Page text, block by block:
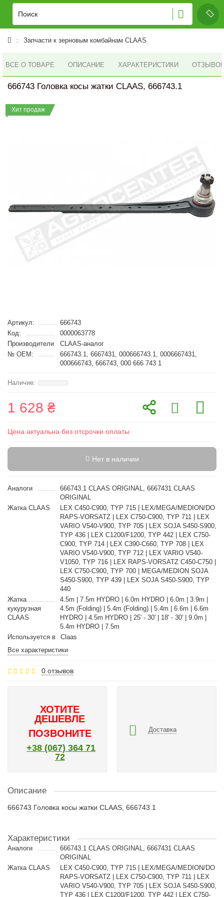
Запчасти к зерновым комбайнам CLAAS
ВСЕ О ТОВАРЕ ОПИСАНИЕ ХАРАКТЕРИСТИКИ ОТЗЫВОВ
666743 Головка косы жатки CLAAS, 666743.1
Хит продаж
Артикул:
666743
Код:
0000063778
Производители
CLAAS-аналог
№ OEM:
666743.1, 6667431, 000666743.1, 0006667431,
000666743, 666743, 000 666 743 1
1 628 ₴
Цена актуальна без отсрочки оплаты
Нет в наличии
Аналоги
666743.1 CLAAS ORIGINAL, 6667431 CLAAS
ORIGINAL
Жатка CLAAS
LEX C450-C900, TYP 715 | LEX/MEGA/MEDION/DO
RAPS-VORSATZ | LEX C750-C900, TYP 711 | LEX
VARIO V540-V900, TYP 705 | LEX SOJA S450-S900,
TYP 436 | LEX C1200/F1200, TYP 442 | LEX C750-
C900, TYP 714 | LEX C390-C660, TYP 708 | LEX
VARIO V540-V900, TYP 712 | LEX VARIO V540-
V1050, TYP 716 | LEX RAPS-VORSATZ C450-C750 |
LEX C750-C900, TYP 700 | MEGA/MEDION SOJA
S450-S900, TYP 439 | LEX SOJA S450-S900, TYP
440
Жатка
кукурузная
CLAAS
4.5m | 7.5m HYDRO | 6.0m HYDRO | 6.0m | 3.9m |
4.5m (Folding) | 5.4m (Folding) | 5.4m | 6.6m | 6.6m
HYDRO | 4.5m HYDRO | 25' - 30' | 18' - 30' | 9.0m |
5.4m HYDRO | 7.5m
Используется в
Claas
Все характеристики
0 отзывов
ХОТИТЕ
ДЕШЕВЛЕ
ПОЗВОНИТЕ
+38 (067) 364 71
72
Доставка
Описание
666743 Головка косы жатки CLAAS, 666743.1
Характеристики
Аналоги
666743.1 CLAAS ORIGINAL, 6667431 CLAAS
ORIGINAL
Жатка CLAAS
LEX C450-C900, TYP 715 | LEX/MEGA/MEDION/DO
RAPS-VORSATZ | LEX C750-C900, TYP 711 | LEX
VARIO V540-V900, TYP 705 | LEX SOJA S450-S900,
TYP 436 | LEX C1200/F1200, TYP 442 | LEX C750-